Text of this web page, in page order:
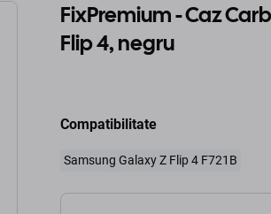
FixPremium - Caz
Flip 4, negru
Compatibilitate
Samsung Galaxy Z Flip 4 F721B